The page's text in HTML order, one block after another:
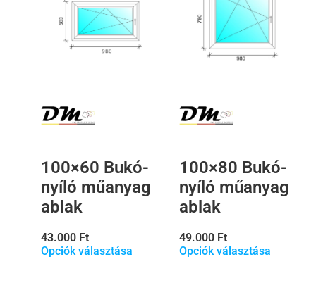
100×60 Bukó-
nyíló műanyag
ablak
43.000 Ft
Opciók választása
100×80 Bukó-
nyíló műanyag
ablak
49.000 Ft
Opciók választása